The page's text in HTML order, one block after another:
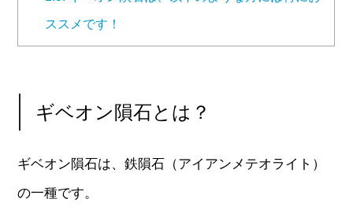
ススメです！
ギベオン隕石とは？
ギベオン隕石は、鉄隕石（アイアンメテオライト）
の一種です。